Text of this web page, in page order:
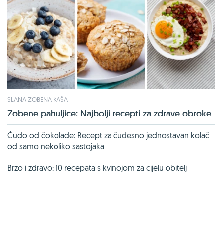
SLANA ZOBENA KAŠA
Zobene pahuljice: Najbolji recepti za zdrave obroke
Čudo od čokolade: Recept za čudesno jednostavan kolač
od samo nekoliko sastojaka
Brzo i zdravo: 10 recepata s kvinojom za cijelu obitelj